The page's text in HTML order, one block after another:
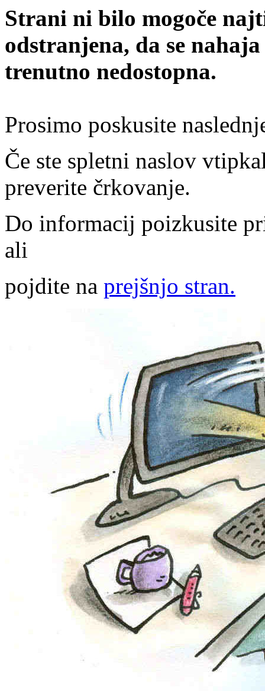
Strani ni bilo mogoče
odstranjena, da se
trenutno nedostopna.
Prosimo poskusite
Če ste spletni naslov
preverite črkovanje.
Do informacij poizkusite
ali
pojdite na prejšnjo stran.